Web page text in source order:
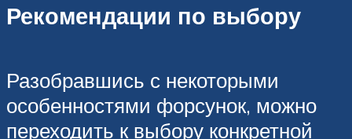
Рекомендации по выбору
Разобравшись с некоторыми
особенностями форсунок, можно
переходить к выбору конкретной